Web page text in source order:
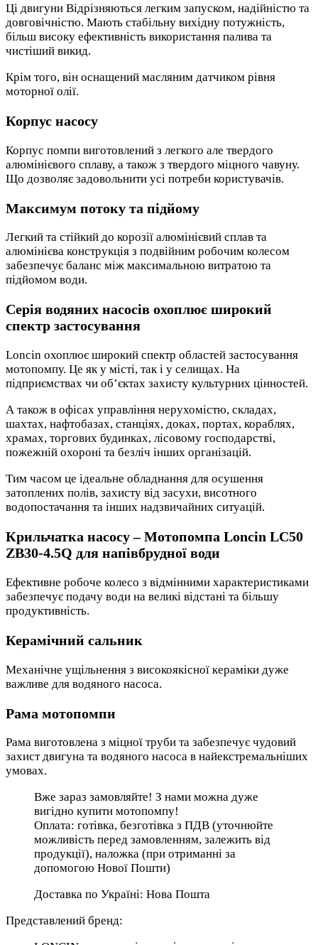
Ці двигуни Відрізняються легким запуском, надійністю та
довговічністю. Мають стабільну вихідну потужність,
більш високу ефективність використання палива та
чистіший викид.
Крім того, він оснащений масляним датчиком рівня
моторної олії.
Корпус насосу
Корпус помпи виготовлений з легкого але твердого
алюмінієвого сплаву, а також з твердого міцного чавуну.
Що дозволяє задовольнити усі потреби користувачів.
Максимум потоку та підйому
Легкий та стійкий до корозії алюмінієвий сплав та
алюмінієва конструкція з подвійним робочим колесом
забезпечує баланс між максимальною витратою та
підйомом води.
Серія водяних насосів охоплює широкий
спектр застосування
Loncin охоплює широкий спектр областей застосування
мотопомпу. Це як у місті, так і у селищах. На
підприємствах чи об’єктах захисту культурних цінностей.
А також в офісах управління нерухомістю, складах,
шахтах, нафтобазах, станціях, доках, портах, кораблях,
храмах, торгових будинках, лісовому господарстві,
пожежній охороні та безліч інших організацій.
Тим часом це ідеальне обладнання для осушення
затоплених полів, захисту від засухи, висотного
водопостачання та інших надзвичайних ситуацій.
Крильчатка насосу – Мотопомпа Loncin LC50
ZB30-4.5Q для напівбрудної води
Ефективне робоче колесо з відмінними характеристиками
забезпечує подачу води на великі відстані та більшу
продуктивність.
Керамічний сальник
Механічне ущільнення з високоякісної кераміки дуже
важливе для водяного насоса.
Рама мотопомпи
Рама виготовлена з міцної труби та забезпечує чудовий
захист двигуна та водяного насоса в найекстремальніших
умовах.
Вже зараз замовляйте! З нами можна дуже
вигідно купити мотопомпу!
Оплата: готівка, безготівка з ПДВ (уточнюйте
можливість перед замовленням, залежить від
продукції), наложка (при отриманні за
допомогою Нової Пошти)
Доставка по Україні: Нова Пошта
Представлений бренд: